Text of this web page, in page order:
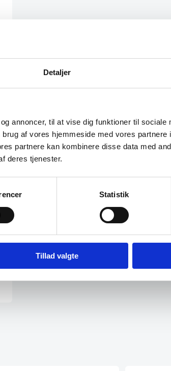
Detaljer
annoncer, til at vise dig funktioner til sociale
af vores hjemmeside med vores partnere
partnere kan kombinere disse data med
deres tjenester.
Statistik
Tillad valgte